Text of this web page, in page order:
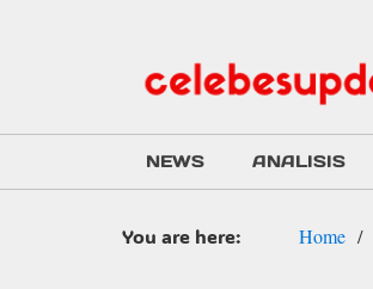
NEWS ANALISIS
You are here: Home